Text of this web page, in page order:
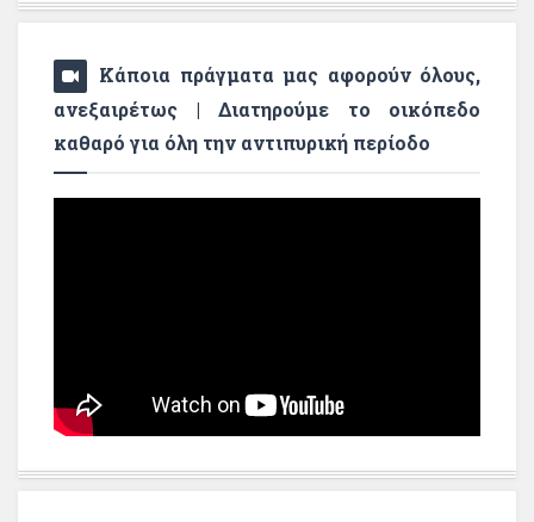
Κάποια πράγματα μας αφορούν όλους,
ανεξαιρέτως | Διατηρούμε το οικόπεδο
καθαρό για όλη την αντιπυρική περίοδο